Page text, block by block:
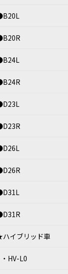
イブリッド車
・HV-L0